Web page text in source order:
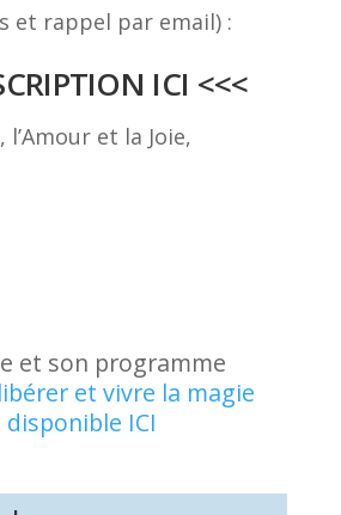
et rappel par email) :
ICI <<<
l’Amour et la Joie,
et son programme
et vivre la magie
ICI